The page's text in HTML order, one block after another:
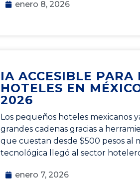
enero 8, 2026
IA ACCESIBLE PARA
HOTELES EN
2026
Los pequeños hoteles mexicanos
grandes cadenas gracias a
que cuestan desde $500 pesos al
tecnológica llegó al sector
enero 7, 2026